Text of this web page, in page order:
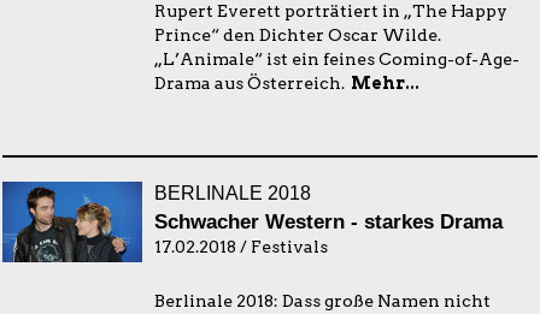
Rupert Everett porträtiert in „The Happy
Prince“ den Dichter Oscar Wilde.
„L’Animale“ ist ein feines Coming-of-Age-
Drama aus Österreich. Mehr...
BERLINALE 2018
Schwacher Western - starkes Drama
17.02.2018 / Festivals
Berlinale 2018: Dass große Namen nicht